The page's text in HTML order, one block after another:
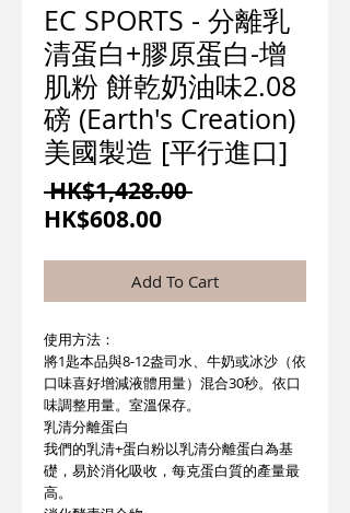
EC SPORTS - 分離乳
清蛋白+膠原蛋白-增
肌粉 餅乾奶油味2.08
磅 (Earth's Creation)
美國製造 [平行進口]
HK$1,428.00 一
格
HK$608.00促
價
格
Add To Cart
使用方法：
將1匙本品與8-12盎司水、牛奶或冰沙（依
口味喜好增減液體用量）混合30秒。依口
味調整用量。室溫保存。
乳清分離蛋白
我們的乳清+蛋白粉以乳清分離蛋白為基
礎，易於消化吸收，每克蛋白質的產量最
高。